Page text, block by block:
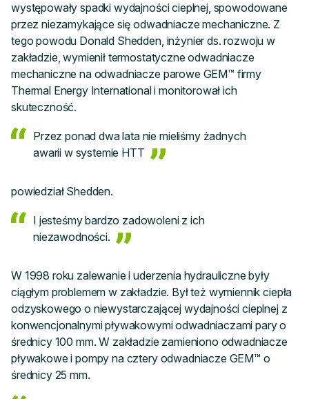
występowały spadki wydajności cieplnej, spowodowane
przez niezamykające się odwadniacze mechaniczne. Z
tego powodu Donald Shedden, inżynier ds. rozwoju w
zakładzie, wymienił termostatyczne odwadniacze
mechaniczne na odwadniacze parowe GEM™ firmy
Thermal Energy International i monitorował ich
skuteczność.
Przez ponad dwa lata nie mieliśmy żadnych
awarii w systemie HTT
powiedział Shedden.
I jesteśmy bardzo zadowoleni z ich
niezawodności.
W 1998 roku zalewanie i uderzenia hydrauliczne były
ciągłym problemem w zakładzie. Był też wymiennik ciepła
odzyskowego o niewystarczającej wydajności cieplnej z
konwencjonalnymi pływakowymi odwadniaczami pary o
średnicy 100 mm. W zakładzie zamieniono odwadniacze
pływakowe i pompy na cztery odwadniacze GEM™ o
średnicy 25 mm.